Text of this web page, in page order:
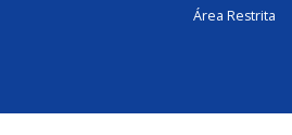
Área Restrita